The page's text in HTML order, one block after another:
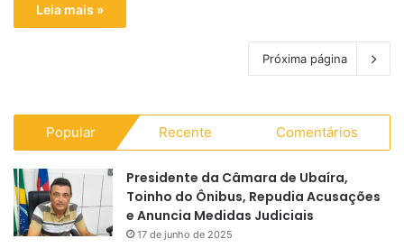
Leia mais »
Próxima página
Popular Recente Comentários
Presidente da Câmara de Ubaíra,
Toinho do Ônibus, Repudia Acusações
e Anuncia Medidas Judiciais
17 de junho de 2025